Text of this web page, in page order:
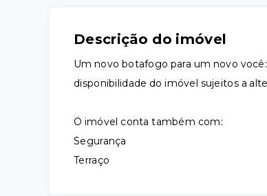
Descrição do imóvel
Um novo botafogo para um novo
disponibilidade do imóvel sujeitos a
O imóvel conta também com:
Segurança
Terraço